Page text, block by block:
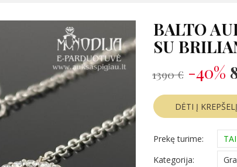
BALTO
SU
1390 € -40%
DĖTI Į
Prekę turime:
Kategorija: